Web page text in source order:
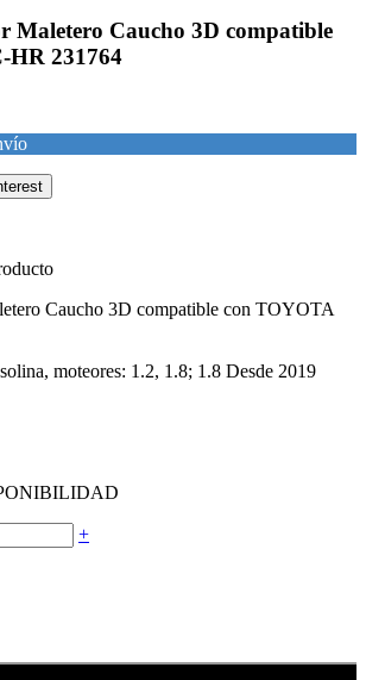
Maletero Caucho 3D compatible
HR 231764
Caucho 3D compatible con TOYOTA
moteores: 1.2, 1.8; 1.8 Desde 2019
+